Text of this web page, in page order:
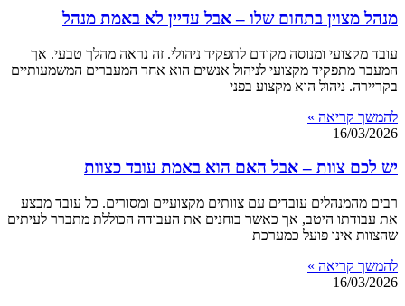
מנהל מצוין בתחום שלו – אבל עדיין לא באמת מנהל
עובד מקצועי ומנוסה מקודם לתפקיד ניהולי. זה נראה מהלך טבעי. אך
המעבר מתפקיד מקצועי לניהול אנשים הוא אחד המעברים המשמעותיים
בקריירה. ניהול הוא מקצוע בפני
להמשך קריאה »
16/03/2026
יש לכם צוות – אבל האם הוא באמת עובד כצוות
רבים מהמנהלים עובדים עם צוותים מקצועיים ומסורים. כל עובד מבצע
את עבודתו היטב, אך כאשר בוחנים את העבודה הכוללת מתברר לעיתים
שהצוות אינו פועל כמערכת
להמשך קריאה »
16/03/2026